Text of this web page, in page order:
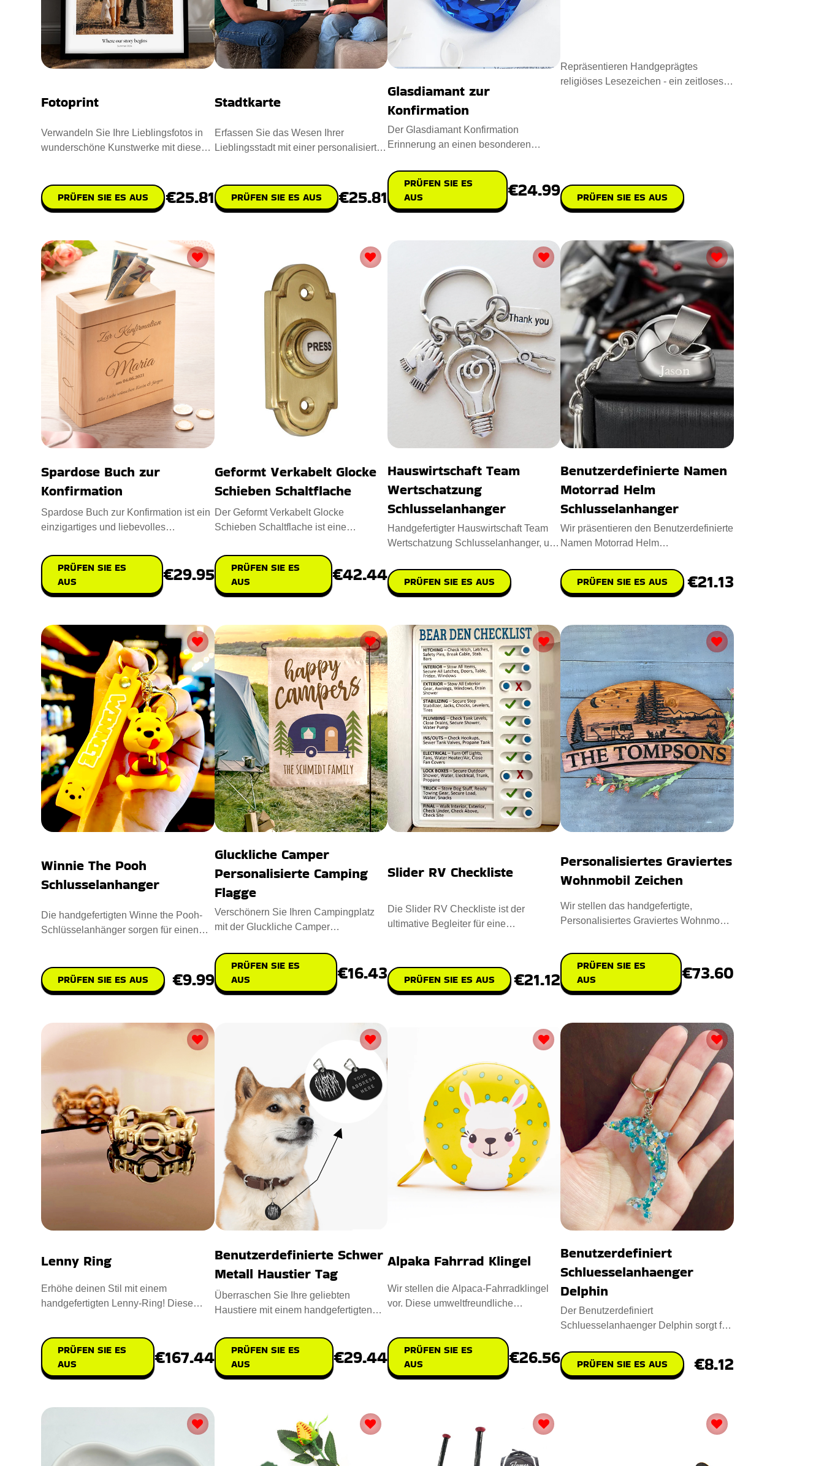
Fotoprint
Verwandeln Sie Ihre Lieblingsfotos in
wunderschöne Kunstwerke mit diesen
PRÜFEN SIE ES AUS €25.81
Stadtkarte
Erfassen Sie das Wesen Ihrer
Lieblingsstadt mit einer personalisierten
PRÜFEN SIE ES AUS €25.81
Glasdiamant zur
Konfirmation
Der Glasdiamant Konfirmation
Erinnerung an einen besonderen
hochwert
PRÜFEN SIE ES
AUS
€24.99
Repräsentieren Handgeprägtes
religiöses Lesezeichen - ein zeitloses
PRÜFEN SIE ES AUS
Spardose Buch zur
Konfirmation
Spardose Buch zur Konfirmation ist ein
einzigartiges und liebevolles
PRÜFEN SIE ES
AUS
€29.95
Geformt Verkabelt Glocke
Schieben Schaltflache
Der Geformt Verkabelt Glocke
Schieben Schaltflache ist eine
PRÜFEN SIE ES
AUS
€42.44
Hauswirtschaft Team
Wertschatzung
Schlusselanhanger
Handgefertigter Hauswirtschaft Team
Wertschatzung Schlusselanhanger, um
PRÜFEN SIE ES AUS
Benutzerdefinierte Namen
Motorrad Helm
Schlusselanhanger
Wir präsentieren den Benutzerdefinierte
Namen Motorrad Helm
Nam
PRÜFEN SIE ES AUS €21.13
Winnie The Pooh
Schlusselanhanger
Die handgefertigten Winne the Pooh-
Schlüsselanhänger sorgen für einen
PRÜFEN SIE ES AUS €9.99
Gluckliche Camper
Personalisierte Camping
Flagge
Verschönern Sie Ihren Campingplatz
mit der Gluckliche Camper
Entwor
PRÜFEN SIE ES
AUS
€16.43
Slider RV Checkliste
Die Slider RV Checkliste ist der
ultimative Begleiter für eine
PRÜFEN SIE ES AUS €21.12
Personalisiertes Graviertes
Wohnmobil Zeichen
Wir stellen das handgefertigte,
Personalisiertes Graviertes Wohnmobil
PRÜFEN SIE ES
AUS
€73.60
Lenny Ring
Erhöhe deinen Stil mit einem
handgefertigten Lenny-Ring! Diese
PRÜFEN SIE ES
AUS
€167.44
Benutzerdefinierte Schwer
Metall Haustier Tag
Überraschen Sie Ihre geliebten
Haustiere mit einem handgefertigten
PRÜFEN SIE ES
AUS
€29.44
Alpaka Fahrrad Klingel
Wir stellen die Alpaca-Fahrradklingel
vor. Diese umweltfreundliche
PRÜFEN SIE ES
AUS
€26.56
Benutzerdefiniert
Schluesselanhaenger
Delphin
Der Benutzerdefiniert
Schluesselanhaenger Delphin sorgt für
handgefertig
PRÜFEN SIE ES AUS €8.12